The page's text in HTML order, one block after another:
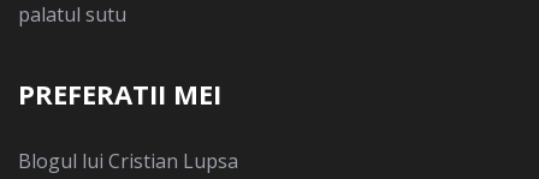
palatul sutu
PREFERATII MEI
Blogul lui Cristian Lupsa